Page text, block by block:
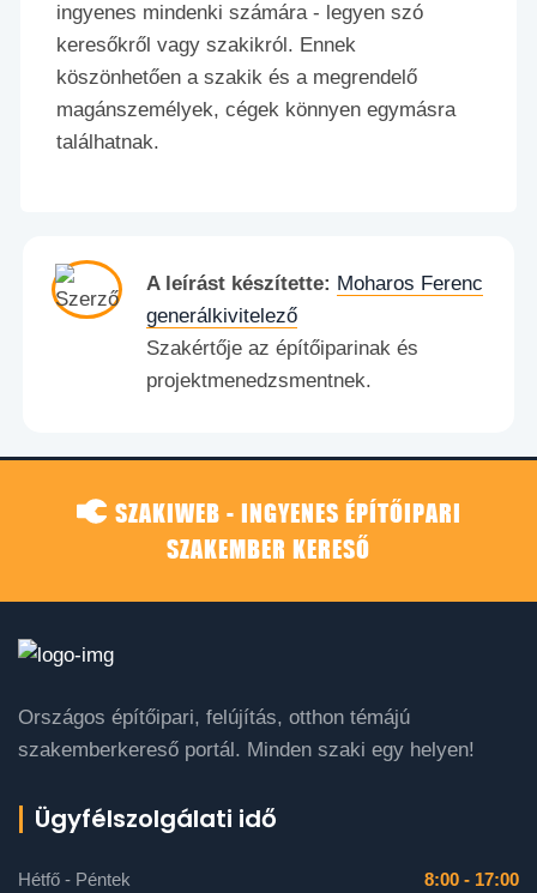
ingyenes mindenki számára - legyen szó
keresőkről vagy szakikról. Ennek
köszönhetően a szakik és a megrendelő
magánszemélyek, cégek könnyen egymásra
találhatnak.
A leírást készítette: Moharos Ferenc
generálkivitelező
Szakértője az építőiparinak és
projektmenedzsmentnek.
SZAKIWEB - INGYENES ÉPÍTŐIPARI
SZAKEMBER KERESŐ
Országos építőipari, felújítás, otthon témájú
szakemberkereső portál. Minden szaki egy helyen!
Ügyfélszolgálati idő
Hétfő - Péntek 8:00 - 17:00